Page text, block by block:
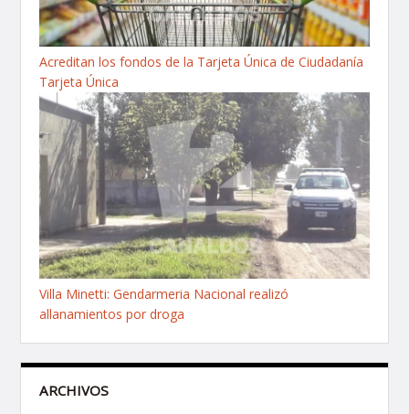
Acreditan los fondos de la Tarjeta Única de Ciudadanía
Tarjeta Única
Villa Minetti: Gendarmeria Nacional realizó
allanamientos por droga
ARCHIVOS